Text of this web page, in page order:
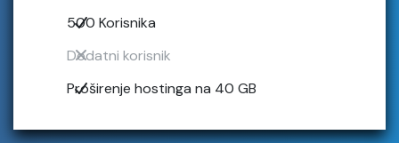
500 Korisnika
Dodatni korisnik
Proširenje hostinga na 40 GB